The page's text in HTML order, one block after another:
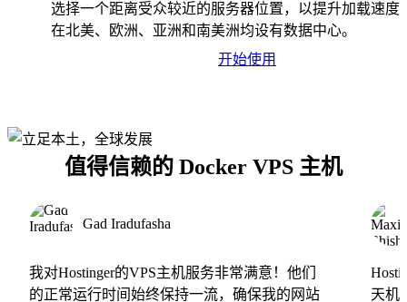
选择一个距离受众较近的服务器位置，以提升加载速度
在北美、欧洲、亚洲和南美洲均设有数据中心。
开始使用
值得信赖的 Docker VPS 主机
Gad Iradufasha
我对Hostinger的VPS主机服务非常满意！他们
的正常运行时间始终保持一流，确保我的网站
天机